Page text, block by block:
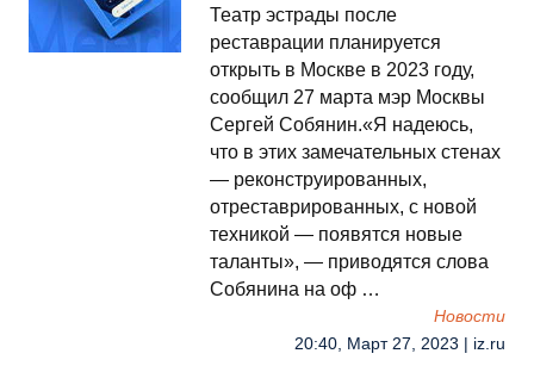
Театр эстрады после
реставрации планируется
открыть в Москве в 2023 году,
сообщил 27 марта мэр Москвы
Сергей Собянин.«Я надеюсь,
что в этих замечательных стенах
— реконструированных,
отреставрированных, с новой
техникой — появятся новые
таланты», — приводятся слова
Собянина на оф …
Новости
20:40, Март 27, 2023 | iz.ru